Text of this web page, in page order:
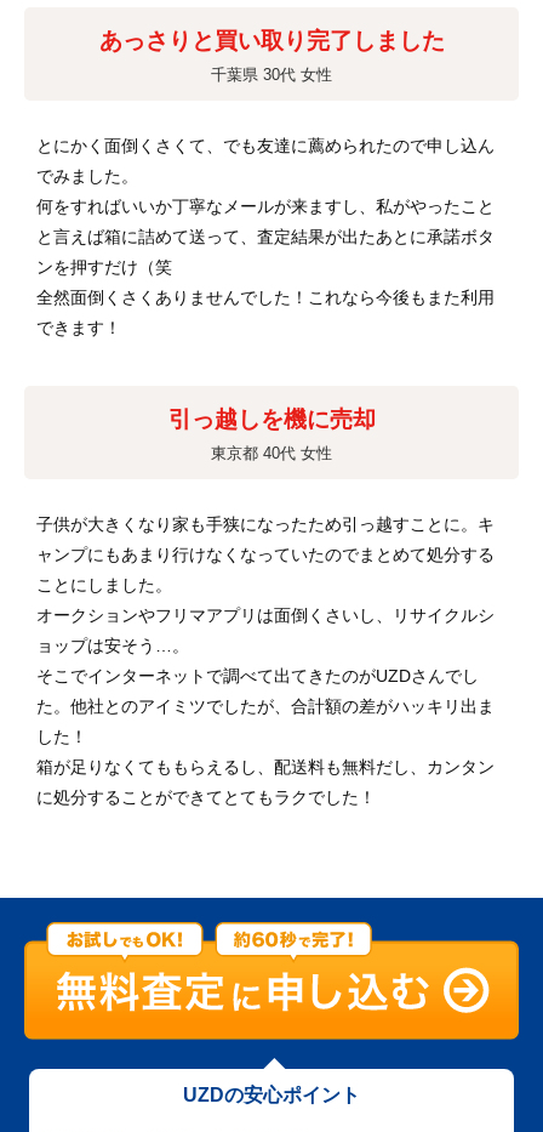
あっさりと買い取り完了しました
千葉県 30代 女性
とにかく面倒くさくて、でも友達に薦められたので申し込ん
でみました。
何をすればいいか丁寧なメールが来ますし、私がやったこと
と言えば箱に詰めて送って、査定結果が出たあとに承諾ボタ
ンを押すだけ（笑
全然面倒くさくありませんでした！これなら今後もまた利用
できます！
引っ越しを機に売却
東京都 40代 女性
子供が大きくなり家も手狭になったため引っ越すことに。キ
ャンプにもあまり行けなくなっていたのでまとめて処分する
ことにしました。
オークションやフリマアプリは面倒くさいし、リサイクルシ
ョップは安そう…。
そこでインターネットで調べて出てきたのがUZDさんでし
た。他社とのアイミツでしたが、合計額の差がハッキリ出ま
した！
箱が足りなくてももらえるし、配送料も無料だし、カンタン
に処分することができてとてもラクでした！
UZDの安心ポイント